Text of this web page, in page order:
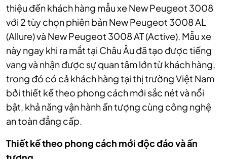
thiệu đến khách hàng mẫu xe New Peugeot 3008
với 2 tùy chọn phiên bản New Peugeot 3008 AL
(Allure) và New Peugeot 3008 AT (Active). Mẫu xe
này ngay khi ra mắt tại Châu Âu đã tạo được tiếng
vang và nhận được sự quan tâm lớn từ khách hàng,
trong đó có cả khách hàng tại thị trường Việt Nam
bởi thiết kế theo phong cách mới sắc nét và nổi
bật, khả năng vận hành ấn tượng cùng công nghệ
an toàn đẳng cấp.
Thiết kế theo phong cách mới độc đáo và ấn